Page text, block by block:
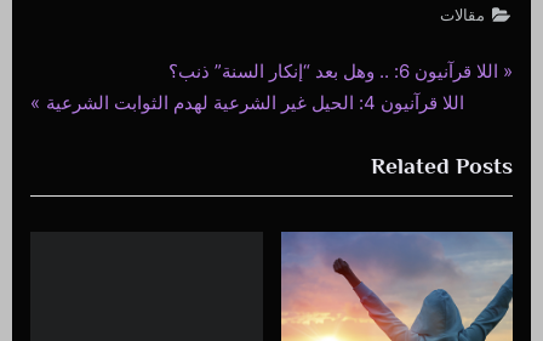
مقالات
تصفّح
P
v
i
o
u
s
P
اللا قرآنيون 6: .. وهل بعد “إنكار السنة” ذنب؟
N
x
t
P
o
t
اللا قرآنيون 4: الحيل غير الشرعية لهدم الثوابت الشرعية
Related Posts